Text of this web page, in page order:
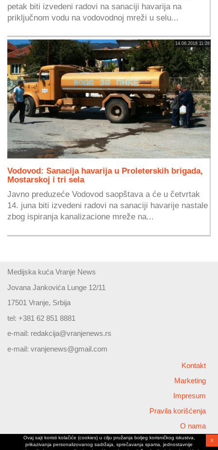
petak biti izvedeni radovi na sanaciji havarija na
priključnom vodu na vodovodnoj mreži u selu...
14.06.2018 11:28
Vodovod: Sanacija havarija u Proleterskih brigada,
Mostarskoj i tri sela
Javno preduzeće Vodovod saopštava a će u četvrtak
14. juna biti izvedeni radovi na sanaciji havarije nastale
zbog ispiranja kanalizacione mreže na...
Medijska kuća Vranje News
Jovana Jankovića Lunge 12/11
17501 Vranje, Srbija
tel: +381 62 851 8881
e-mail: redakcija@vranjenews.rs
e-mail: vranjenews@gmail.com
Kontakt
Marketing
Impresum
Pravila korišćenja
O nama
Copyright © 2026 Vranjenews
Ovaj sajt koristi kolačiće (cookies) u cilju pružanja boljeg korisničkog iskustva,
prikazivanja personalizovanog sadržaja, sprečavanja spama, jednostavnije
X